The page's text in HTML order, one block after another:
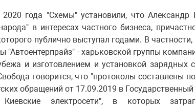
года "Схемы" установили, что Александр
в интересах частного бизнеса,
публично выступал годами. В
"Автоентерпрайз" - харьковской группы
и изготовлением и установкой
говорится, что "протоколы составлены
обращений от 17.09.2019 в
электросети", в которых